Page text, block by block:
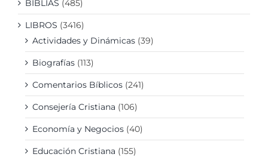
BIBLIAS (485)
LIBROS (3416)
Actividades y Dinámicas (39)
Biografías (113)
Comentarios Bíblicos (241)
Consejería Cristiana (106)
Economía y Negocios (40)
Educación Cristiana (155)